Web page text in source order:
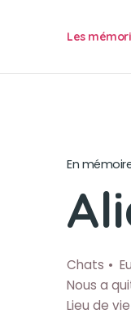
Les
En
Chats
Nous a
Lieu de vie